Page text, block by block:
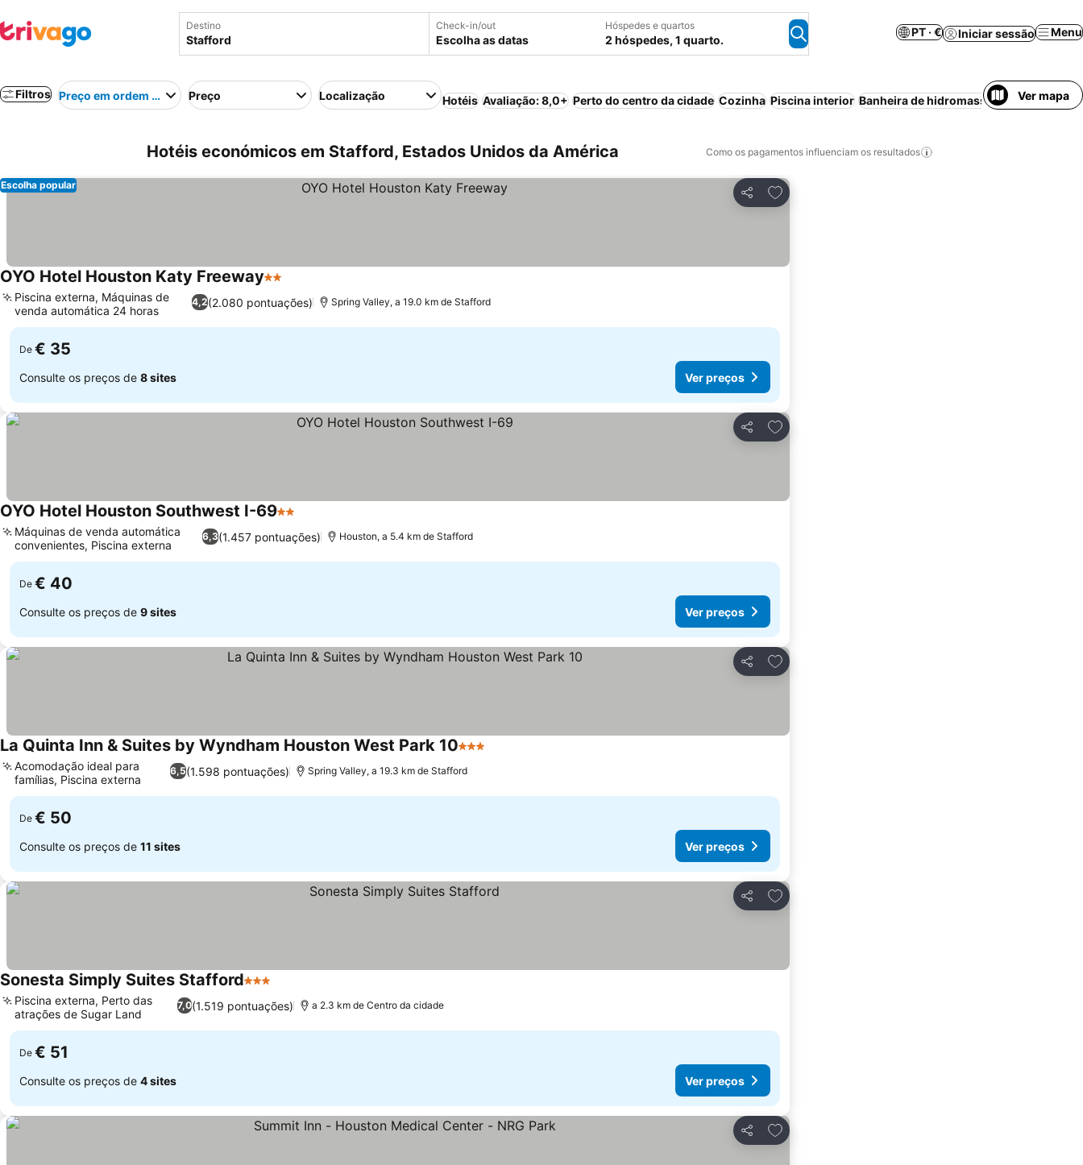
Destino Check-in/out
Escolha as datas
Hóspedes e quartos
2 hóspedes, 1 quarto.
PT · € Iniciar sessão Menu
Filtros Preço em ordem crescentePreço Localização Hotéis Avaliação: 8,0+ Perto do centro da cidade Cozinha Piscina interior Banheira de hidromassagem Piscina
Ver mapa
Hotéis económicos em Stafford, Estados Unidos da América Como os pagamentos influenciam os resultados
Partilhar
Adicionar aos favoritos
Escolha popular
OYO Hotel Houston Katy Freeway2 Estrelas
4,2(2.080 pontuações)
Piscina externa, Máquinas de
venda automática 24 horas
Spring Valley, a 19.0 km de Stafford
De € 35
Consulte os preços de 8 sites Ver preços
Partilhar
Adicionar aos favoritos
OYO Hotel Houston Southwest I-692 Estrelas
6,3(1.457 pontuações)
Máquinas de venda automática
convenientes, Piscina externa
Houston, a 5.4 km de Stafford
De € 40
Consulte os preços de 9 sites Ver preços
Partilhar
Adicionar aos favoritos
La Quinta Inn & Suites by Wyndham Houston West Park 103 Estrelas
6,5(1.598 pontuações)
Acomodação ideal para
famílias, Piscina externa
Spring Valley, a 19.3 km de Stafford
De € 50
Consulte os preços de 11 sites Ver preços
Partilhar
Adicionar aos favoritos
Sonesta Simply Suites Stafford3 Estrelas
7,0(1.519 pontuações)
Piscina externa, Perto das
atrações de Sugar Land
a 2.3 km de Centro da cidade
De € 51
Consulte os preços de 4 sites Ver preços
Partilhar
Adicionar aos favoritos